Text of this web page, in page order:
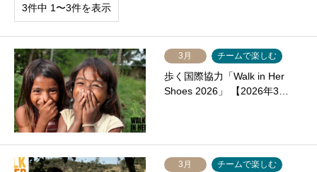
3件中 1〜3件を表示
3月 チームで楽しむ
歩く国際協力「Walk in Her
Shoes 2026」 【2026年3…
3月 チームで楽しむ